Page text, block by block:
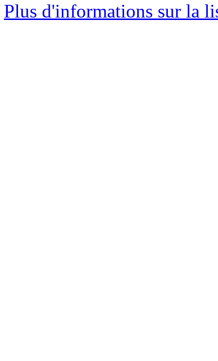
Plus d'informations sur la